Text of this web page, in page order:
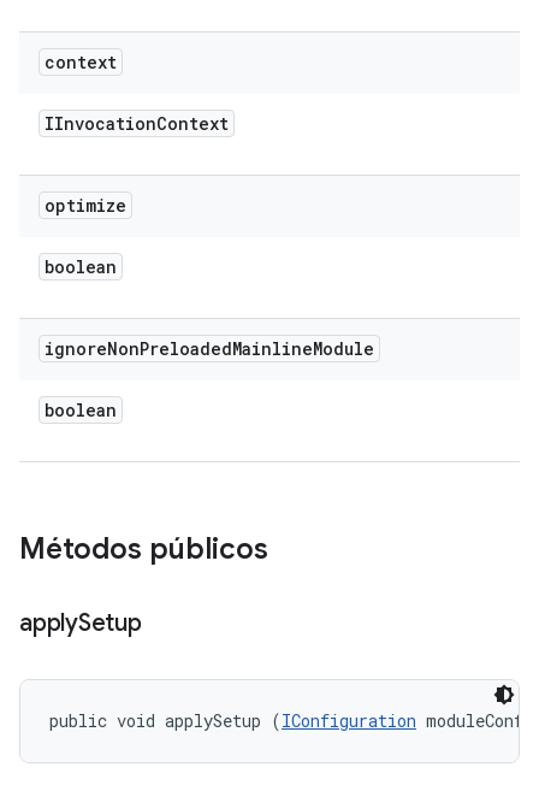
context
IInvocationContext
optimize
boolean
ignoreNonPreloadedMainlineModule
boolean
Métodos públicos
applySetup
public void applySetup (IConfiguration